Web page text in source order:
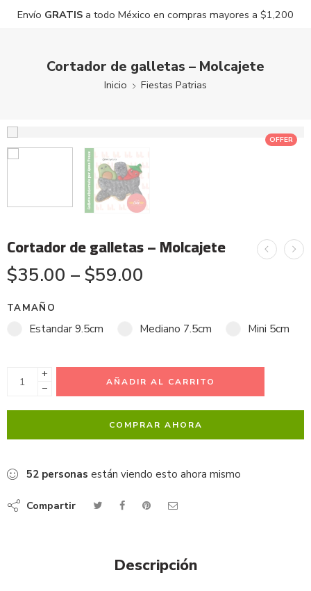
Envío GRATIS a todo México en compras mayores a $1,200
Cortador de galletas – Molcajete
Inicio Fiestas Patrias
OFFER
Cortador de galletas – Molcajete
$35.00 – $59.00
TAMAÑO
Estandar 9.5cm Mediano 7.5cm Mini 5cm
+
−
AÑADIR AL CARRITO
COMPRAR AHORA
52 personas están viendo esto ahora mismo
Compartir
Descripción